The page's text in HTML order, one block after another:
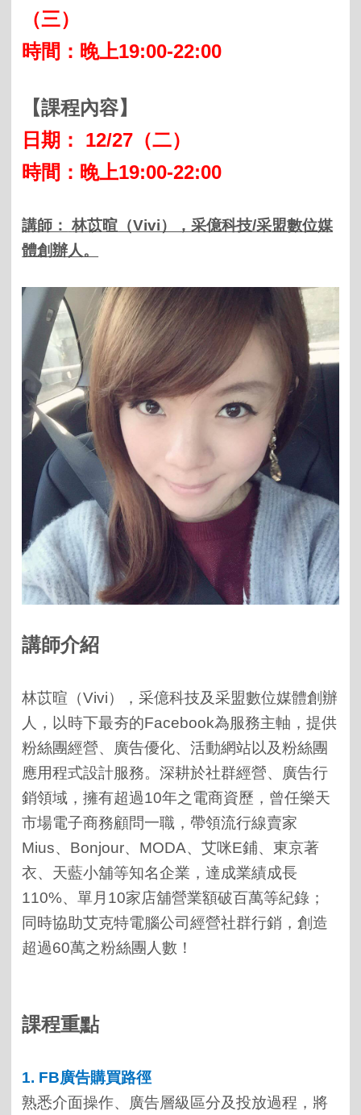
（三）
時間：晚上19:00-22:00
【課程內容】
日期：
12/27 （二）
時間：晚上19:00-22:00
講師： 林苡暄（Vivi），采億科技/采盟數位媒
體創辦人。
講師介紹
林苡暄（Vivi），采億科技及采盟數位媒體創辦
人， 以時下最夯的Facebook為服務主軸，提供
粉絲團經營、廣告優化、活動網站以及粉絲團
應用程式設計服務。深耕於社群經營、廣告行
銷領域，擁有超過10年之電商資歷，曾任樂天
市場電子商務顧問一職 ， 帶領流行線賣家
Mius、 Bonjour、 MODA、艾咪E鋪、東京著
衣、天藍小舖等知名企業，達成業績成長
110%、單月 10家店舖營業額破百萬等紀錄；
同時協助艾克特電腦公司經營社群行銷，創造
超過60萬之粉絲團人數！
課程重點
1. FB廣告購買路徑
熟悉介面操作、廣告層級區分及投放過程， 將